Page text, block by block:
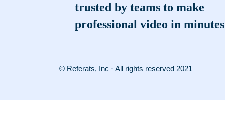
trusted by teams to make
professional video in minutes
© Referats, Inc · All rights reserved 2021